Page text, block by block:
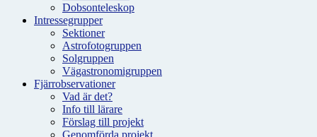
Dobsonteleskop
Intressegrupper
Sektioner
Astrofotogruppen
Solgruppen
Vägastronomigruppen
Fjärrobservationer
Vad är det?
Info till lärare
Förslag till projekt
Genomförda projekt